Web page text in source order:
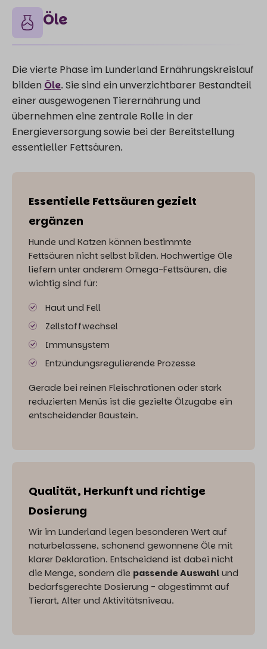
Öle
Die vierte Phase im Lunderland Ernährungskreislauf
bilden Öle. Sie sind ein unverzichtbarer Bestandteil
einer ausgewogenen Tierernährung und
übernehmen eine zentrale Rolle in der
Energieversorgung sowie bei der Bereitstellung
essentieller Fettsäuren.
Essentielle Fettsäuren gezielt
ergänzen
Hunde und Katzen können bestimmte
Fettsäuren nicht selbst bilden. Hochwertige Öle
liefern unter anderem Omega-Fettsäuren, die
wichtig sind für:
Haut und Fell
Zellstoffwechsel
Immunsystem
Entzündungsregulierende Prozesse
Gerade bei reinen Fleischrationen oder stark
reduzierten Menüs ist die gezielte Ölzugabe ein
entscheidender Baustein.
Qualität, Herkunft und richtige
Dosierung
Wir im Lunderland legen besonderen Wert auf
naturbelassene, schonend gewonnene Öle mit
klarer Deklaration. Entscheidend ist dabei nicht
die Menge, sondern die passende Auswahl und
bedarfsgerechte Dosierung - abgestimmt auf
Tierart, Alter und Aktivitätsniveau.